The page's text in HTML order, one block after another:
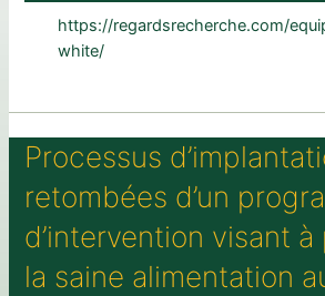
https://regardsrecherche.com/
white/
Processus
retombées d’un
d’intervention visant
la saine alimentation